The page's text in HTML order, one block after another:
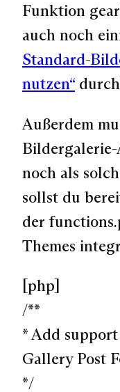
Funktion
auch noch
Standard-
nutzen“
Außerdem
noch als
sollst du
der
Themes
[php]
/**
* Add
Gallery Post
*/